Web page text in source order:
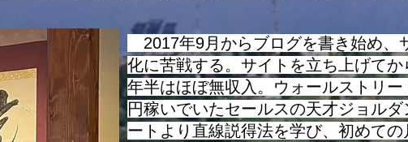
標やビジネス用語が使われ
うになっていますが、そう2017年9月からブログを書き始め、
化に苦戦する。サイトを立ち上げてか
年半はほぼ無収入。ウォールストリ
円稼いでいたセールスの天才ジョルダ
ートより直線説得法を学び、初めての